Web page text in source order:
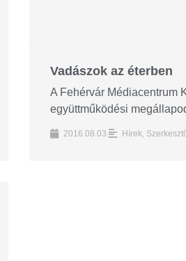
Vadászok az éterben
A Fehérvár Médiacentrum
együttműködési
2016.08.03. Hírek,